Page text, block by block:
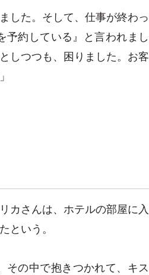
した。そして、仕事が終わっ
約している』と言われまし
しつつも、困りました。お客
カさんは、ホテルの部屋に入
という。
の中で抱きつかれて、キス